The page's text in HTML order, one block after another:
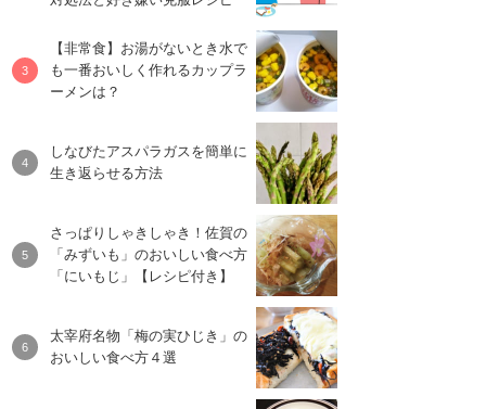
【非常食】お湯がないとき水で
も一番おいしく作れるカップラ
ーメンは？
しなびたアスパラガスを簡単に
生き返らせる方法
さっぱりしゃきしゃき！佐賀の
「みずいも」のおいしい食べ方
「にいもじ」【レシピ付き】
太宰府名物「梅の実ひじき」の
おいしい食べ方４選